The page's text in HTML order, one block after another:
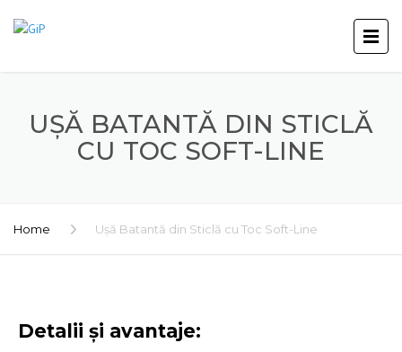
UȘĂ BATANTĂ DIN STICLĂ
CU TOC SOFT-LINE
Home Ușă Batantă din Sticlă cu Toc Soft-Line
Detalii și avantaje: